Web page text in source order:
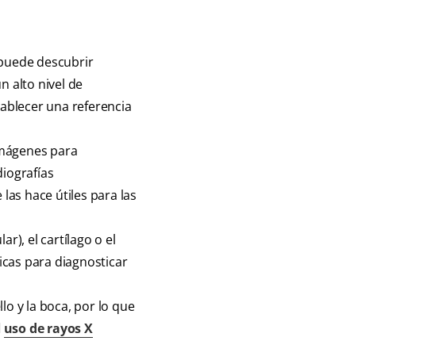
descubrir
alto nivel de
una referencia
para
hace útiles para las
el cartílago o el
para diagnosticar
y la boca, por lo que
uso de rayos X